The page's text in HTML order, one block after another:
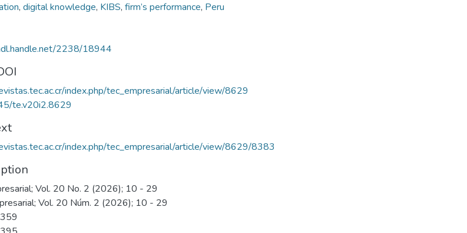
, digital knowledge, KIBS, firm’s performance, Peru
2238/18944
index.php/tec_empresarial/article/view/8629
te.v20i2.8629
index.php/tec_empresarial/article/view/8629/8383
Vol. 20 No. 2 (2026); 10 - 29
Vol. 20 Núm. 2 (2026); 10 - 29